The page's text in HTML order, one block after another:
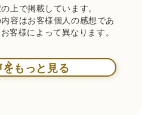
上で掲載しています。
容はお客様個人の感想であ
客様によって異なります。
もっと見る